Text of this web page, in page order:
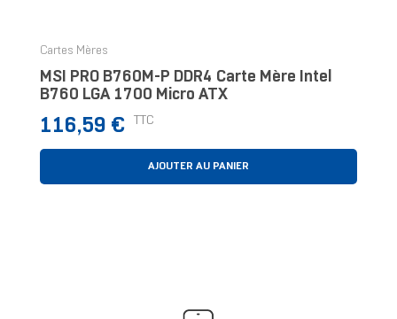
Cartes Mères
MSI PRO B760M-P DDR4 Carte Mère Intel
B760 LGA 1700 Micro ATX
Prix
116,59 € TTC
AJOUTER AU PANIER